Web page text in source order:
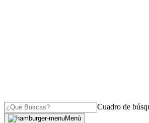
Cuadro de
Menú
OJO